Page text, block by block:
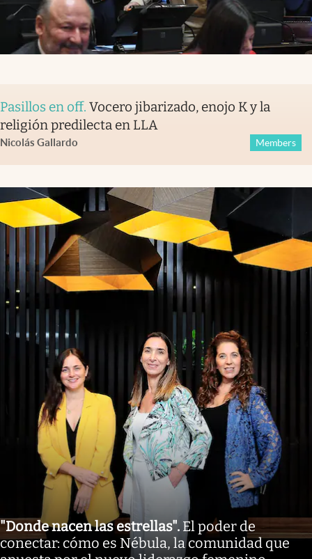
Pasillos en off. Vocero jibarizado, enojo K y la
religión predilecta en LLA
Nicolás Gallardo Members
"Donde nacen las estrellas". El poder de
conectar: cómo es Nébula, la comunidad que